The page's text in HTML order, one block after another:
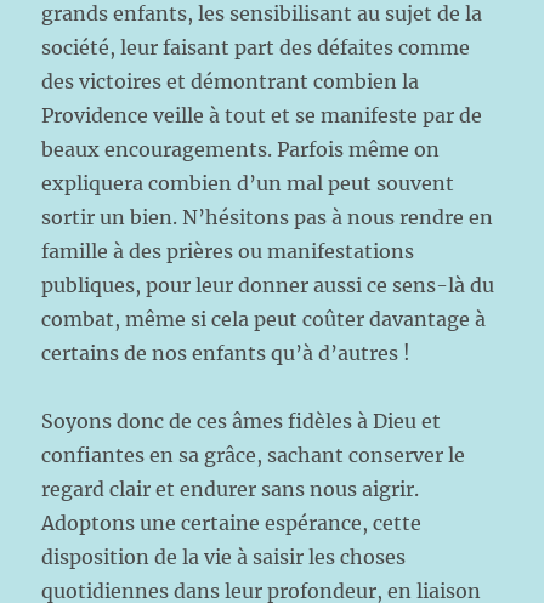
grands enfants, les sensibilisant au sujet de la
société, leur faisant part des défaites comme
des victoires et démontrant combien la
Providence veille à tout et se manifeste par de
beaux encouragements. Parfois même on
expliquera combien d’un mal peut souvent
sortir un bien. N’hésitons pas à nous rendre en
famille à des prières ou manifestations
publiques, pour leur donner aussi ce sens-là du
combat, même si cela peut coûter davantage à
certains de nos enfants qu’à d’autres !
Soyons donc de ces âmes fidèles à Dieu et
confiantes en sa grâce, sachant conserver le
regard clair et endurer sans nous aigrir.
Adoptons une certaine espérance, cette
disposition de la vie à saisir les choses
quotidiennes dans leur profondeur, en liaison